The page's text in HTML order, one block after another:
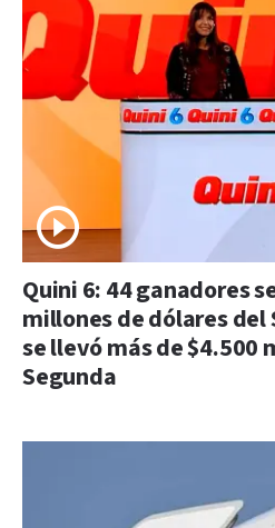
Quini 6: 44 ganadores
millones de dólares del
se llevó más de $4.500
Segunda